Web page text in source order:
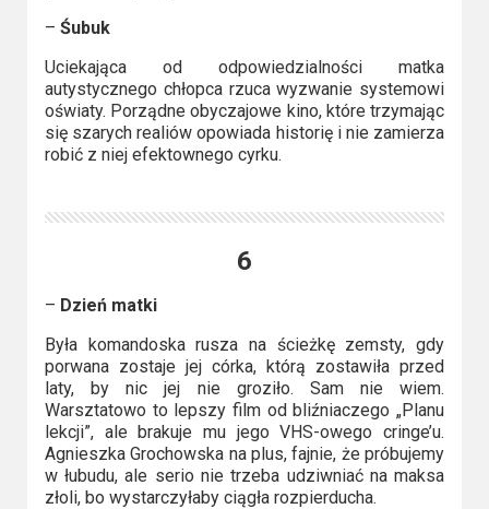
– Śubuk
Uciekająca od odpowiedzialności matka
autystycznego chłopca rzuca wyzwanie systemowi
oświaty. Porządne obyczajowe kino, które trzymając
się szarych realiów opowiada historię i nie zamierza
robić z niej efektownego cyrku.
6
– Dzień matki
Była komandoska rusza na ścieżkę zemsty, gdy
porwana zostaje jej córka, którą zostawiła przed
laty, by nic jej nie groziło. Sam nie wiem.
Warsztatowo to lepszy film od bliźniaczego „Planu
lekcji”, ale brakuje mu jego VHS-owego cringe’u.
Agnieszka Grochowska na plus, fajnie, że próbujemy
w łubudu, ale serio nie trzeba udziwniać na maksa
złoli, bo wystarczyłaby ciągła rozpierducha.